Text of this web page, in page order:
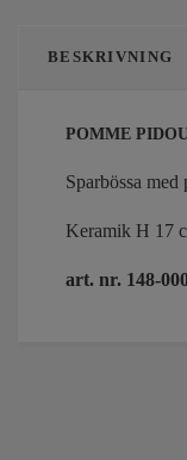
BESKRIVNING
POMME
Sparbössa
Keramik H 17
art. nr. 148-